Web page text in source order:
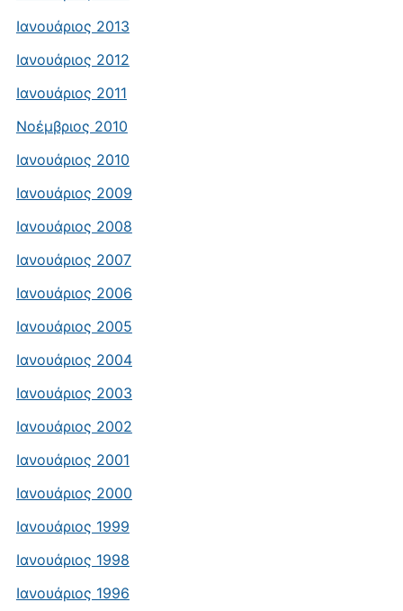
Ιανουάριος 2013
Ιανουάριος 2012
Ιανουάριος 2011
Νοέμβριος 2010
Ιανουάριος 2010
Ιανουάριος 2009
Ιανουάριος 2008
Ιανουάριος 2007
Ιανουάριος 2006
Ιανουάριος 2005
Ιανουάριος 2004
Ιανουάριος 2003
Ιανουάριος 2002
Ιανουάριος 2001
Ιανουάριος 2000
Ιανουάριος 1999
Ιανουάριος 1998
Ιανουάριος 1996